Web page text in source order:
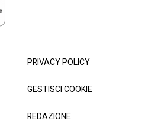
PRIVACY POLICY
GESTISCI COOKIE
REDAZIONE